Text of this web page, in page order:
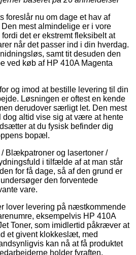
foreslår nu om dage et hav af
mest almindelige er i vore
det er ekstremt fleksibelt at
når det passer ind i din hverdag.
samt tit desuden den
ved køb af HP 410A Magenta
og imod at bestille levering til din
Løsningen er oftest en kende
derudover særligt let. Den mest
dog altid vise sig at være at hente
at du fysisk befinder dig
bopæl.
Blækpatroner og lasertoner /
i tilfælde af at man står
for få dage, så af den grund er
den forventede
vare.
lover levering på næstkommende
eksempelvis HP 410A
Toner, som imidlertid påkræver at
et givent klokkeslæt, med
kan nå at få produktet
holder fyraften.